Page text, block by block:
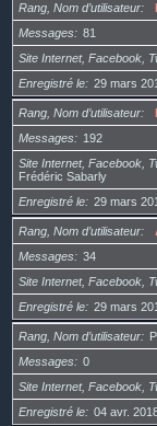
Rang, Nom d’utilisateur
Messages
81
Site Internet, Facebook,
Enregistré le
29 mars
Rang, Nom d’utilisateur
Messages
192
Site Internet, Facebook,
Frédéric Sabarly
Enregistré le
29 mars
Rang, Nom d’utilisateur
Messages
34
Site Internet, Facebook,
Enregistré le
29 mars
Rang, Nom d’utilisateur
Messages
0
Site Internet, Facebook,
Enregistré le
04 avr.